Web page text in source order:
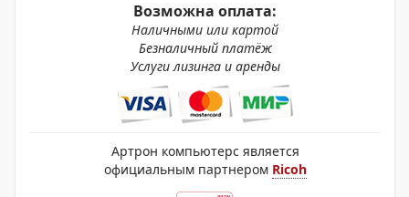
Возможна оплата:
Наличными или картой
Безналичный платёж
Услуги лизинга и аренды
Артрон компьютерс является
официальным партнером Ricoh